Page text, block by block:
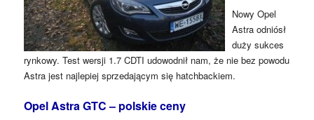
Nowy Opel
Astra odniósł
duży sukces
rynkowy. Test wersji 1.7 CDTI udowodnił nam, że nie bez powodu
Astra jest najlepiej sprzedającym się hatchbackiem.
Opel Astra GTC – polskie ceny